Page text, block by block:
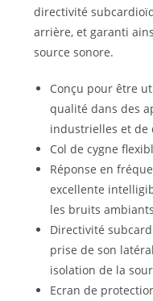
directivité
arrière, et garanti
source sonore.
Conçu pour être
qualité dans des
industrielles et de
Col de cygne
Réponse en
excellente
les bruits
Directivité
prise de son
isolation de la
Ecran de